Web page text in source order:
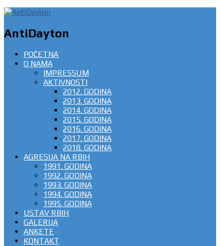
AntiDayton
POČETNA
O NAMA
IMPRESSUM
AKTIVNOSTI
2012. GODINA
2013. GODINA
2014. GODINA
2015. GODINA
2016. GODINA
2017. GODINA
2018. GODINA
AGRESIJA NA RBIH
1991. GODINA
1992. GODINA
1993. GODINA
1994. GODINA
1995. GODINA
USTAV RBIH
GALERIJA
ANKETE
KONTAKT